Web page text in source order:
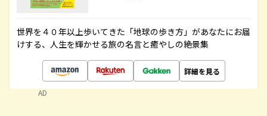
世界を４０年以上歩いてきた「地球の歩き方」があなたにお届
けする、人生を輝かせる旅の名言と癒やしの絶景集
詳細を見る
AD